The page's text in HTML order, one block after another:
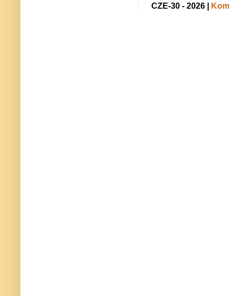
CZE-30 - 2026 |